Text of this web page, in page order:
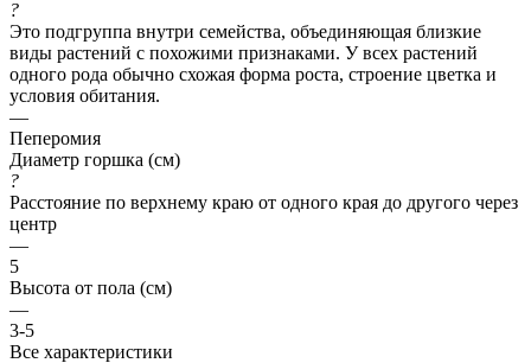
?
Это подгруппа внутри семейства, объединяющая близкие
виды растений с похожими признаками. У всех растений
одного рода обычно схожая форма роста, строение цветка и
условия обитания.
—
Пеперомия
Диаметр горшка (см)
?
Расстояние по верхнему краю от одного края до другого через
центр
—
5
Высота от пола (см)
—
3-5
Все характеристики